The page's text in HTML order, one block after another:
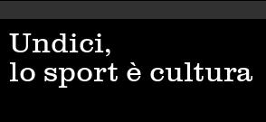
Undici,
lo sport è cultura